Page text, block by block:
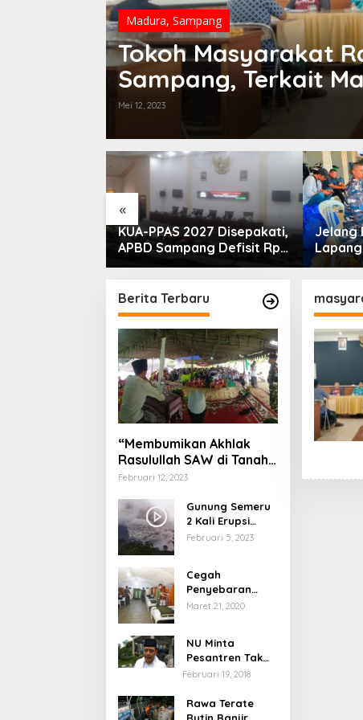
Madura, Sampang
Tokoh Masyarakat
Sampang, Terkait
Mei 12, 2023
«
KUA-PPAS 2027 Disepakati,
APBD Sampang Defisit Rp
Jelang
Berita Terbaru
“Membumikan Akhlak
Rasulullah SAW di Tanah
Nusantara”
Februari 12, 2023
Gunung Semeru
2 Kali Erupsi
dengan Tinggi
Februari 5, 2023
Cegah
Penyebaran
Virus Corona,
Pelayanan
Maret 21, 2020
NU Minta
Pesantren Tak
Terprovokasi
Februari 19, 2018
Rawa Terate